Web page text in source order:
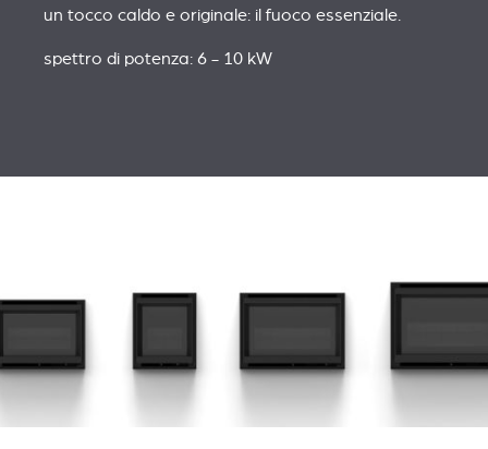
un tocco caldo e originale: il fuoco essenziale.
spettro di potenza: 6 - 10 kW